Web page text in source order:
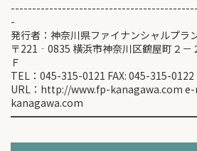
-
発行者：神奈川県ファイナンシャルプラ
〒221‐0835 横浜市神奈川区鶴屋町２－
Ｆ
TEL：045-315-0121 FAX: 045-315-0122
URL：http://www.fp-kanagawa.com
kanagawa.com